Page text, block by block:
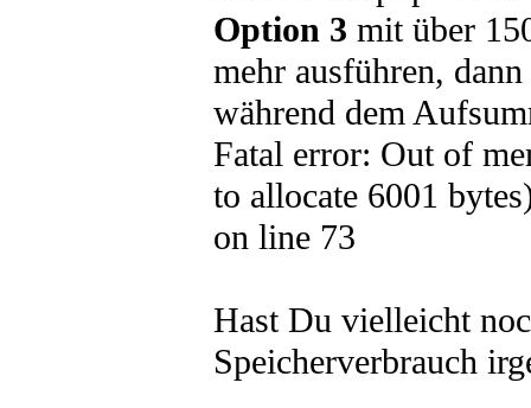
Option 3 mit über
mehr ausführen,
während dem
Fatal error: Out of
to allocate 6001
on line 73
Hast Du vielleicht
Speicherverbrauch